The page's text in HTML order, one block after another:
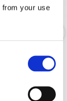
from your use
LA44W/PAR